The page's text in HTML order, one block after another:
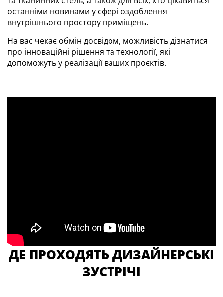
останніми новинами у сфері оздоблення
внутрішнього простору приміщень.
На вас чекає обмін досвідом, можливість дізнатися
про інноваційні рішення та технології, які
допоможуть у реалізації ваших проєктів.
ДЕ ПРОХОДЯТЬ ДИЗАЙНЕРСЬКІ
ЗУСТРІЧІ